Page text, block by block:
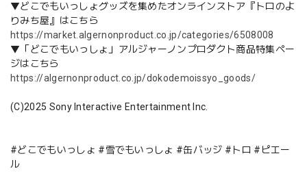
▼どこでもいっしょグッズを集めたオンラインストア『トロのよ
りみち屋』はこちら
https://market.algernonproduct.co.jp/categories/6508008
▼「どこでもいっしょ」アルジャーノンプロダクト商品特集ペー
ジはこちら
https://algernonproduct.co.jp/dokodemoissyo_goods/
(C)2025 Sony Interactive Entertainment Inc.
#どこでもいっしょ #雪でもいっしょ #缶バッジ #トロ #ピエー
ル